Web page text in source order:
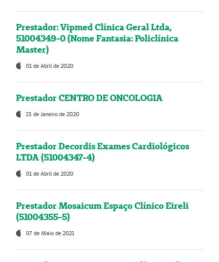
Prestador: Vipmed Clínica Geral Ltda,
51004349-0 (Nome Fantasia: Policlínica
Master)
01 de Abril de 2020
Prestador CENTRO DE ONCOLOGIA
15 de Janeiro de 2020
Prestador Decordis Exames Cardiológicos
LTDA (51004347-4)
01 de Abril de 2020
Prestador Mosaicum Espaço Clínico Eireli
(51004355-5)
07 de Maio de 2021